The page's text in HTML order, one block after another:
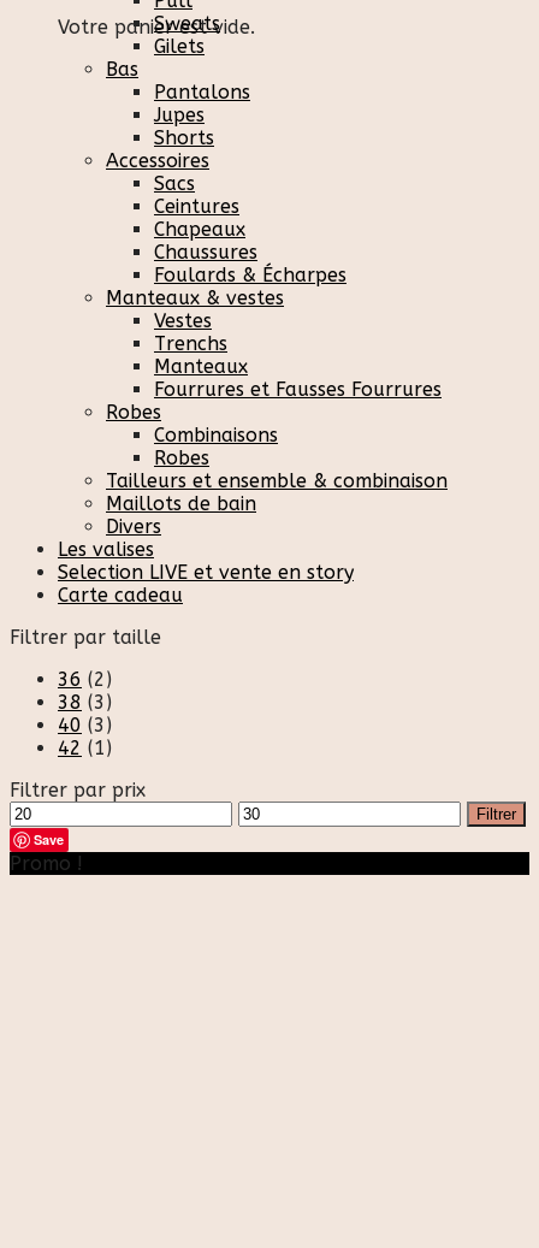
Votre panier est vide.
Sweats
Gilets
Bas
Pantalons
Jupes
Shorts
Accessoires
Sacs
Ceintures
Chapeaux
Chaussures
Foulards & Écharpes
Manteaux & vestes
Vestes
Trenchs
Manteaux
Fourrures et Fausses Fourrures
Robes
Combinaisons
Robes
Tailleurs et ensemble & combinaison
Maillots de bain
Divers
Les valises
Selection LIVE et vente en story
Carte cadeau
Filtrer par taille
36 (2)
38 (3)
40 (3)
42 (1)
Filtrer par prix
Prix
min
Prix
max
Filtrer
Save
Promo !